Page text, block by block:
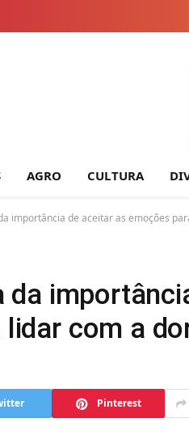
AGRO CULTURA
importância de aceitar as emoções
da
com a
Pinterest